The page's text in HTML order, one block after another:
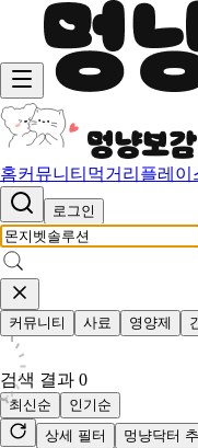
홈커뮤니티 먹거리 플레이
로그인
커뮤니티 사료 영양제
검색 결과 0
최신순
인기순
상세 필터
멍냥닥터